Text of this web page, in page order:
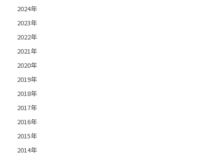
2024年
2023年
2022年
2021年
2020年
2019年
2018年
2017年
2016年
2015年
2014年